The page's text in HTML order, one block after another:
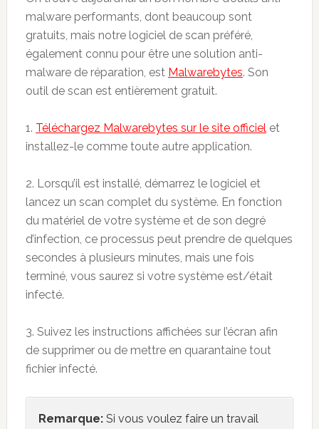
malware performants, dont beaucoup sont
gratuits, mais notre logiciel de scan préféré,
également connu pour être une solution anti-
malware de réparation, est Malwarebytes. Son
outil de scan est entièrement gratuit.
1. Téléchargez Malwarebytes sur le site officiel et
installez-le comme toute autre application.
2. Lorsqu’il est installé, démarrez le logiciel et
lancez un scan complet du système. En fonction
du matériel de votre système et de son degré
d’infection, ce processus peut prendre de quelques
secondes à plusieurs minutes, mais une fois
terminé, vous saurez si votre système est/était
infecté.
3. Suivez les instructions affichées sur l’écran afin
de supprimer ou de mettre en quarantaine tout
fichier infecté.
Remarque:Si vous voulez faire un travail